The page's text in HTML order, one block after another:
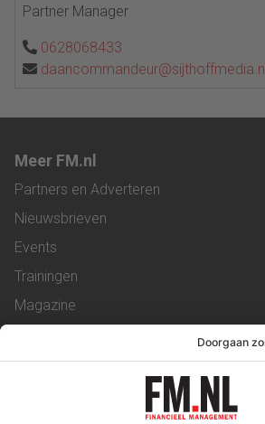
Partner Manager
0628068433
daancommandeur@sijthoffmedia.nl
Meer FM.nl
Partners en Adverteren
Nieuwsbrieven
Events
Trainingen
Magazine
Service & Contact